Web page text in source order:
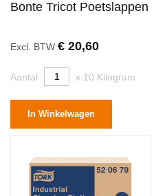
Bonte Tricot Poetslappen
Excl. BTW € 20,60
Aantal x 10 Kilogram
In Winkelwagen